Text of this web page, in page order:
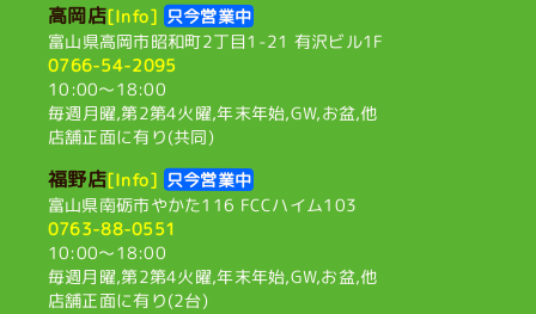
高岡店[Info] 只今営業中
富山県高岡市昭和町2丁目1-21 有沢ビル1F
0766-54-2095
10:00〜18:00
毎週月曜,第2第4火曜,年末年始,GW,お盆,他
店舗正面に有り(共同)
福野店[Info] 只今営業中
富山県南砺市やかた116 FCCハイム103
0763-88-0551
10:00〜18:00
毎週月曜,第2第4火曜,年末年始,GW,お盆,他
店舗正面に有り(2台)